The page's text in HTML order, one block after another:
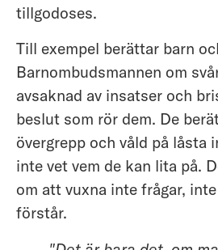
tillgodoses.
Till exempel berättar barn
Barnombudsmannen om
avsaknad av insatser och
beslut som rör dem. De
övergrepp och våld på låsta
inte vet vem de kan lita på.
om att vuxna inte frågar,
förstår.